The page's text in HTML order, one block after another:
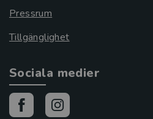
Pressrum
Tillgänglighet
Sociala medier